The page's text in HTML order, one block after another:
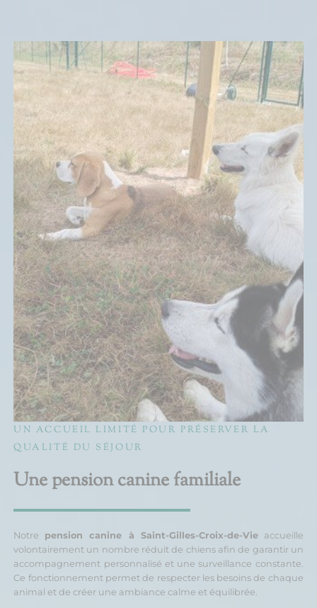
UN ACCUEIL LIMITÉ POUR PRÉSERVER LA
QUALITÉ DU SÉJOUR
Une pension canine familiale
Notre pension canine à Saint-Gilles-Croix-de-Vieaccueille
volontairement un nombre réduit de chiens afin de garantir un
accompagnement personnalisé et une surveillance constante.
Ce fonctionnement permet de respecter les besoins de chaque
animal et de créer une ambiance calme et équilibrée.